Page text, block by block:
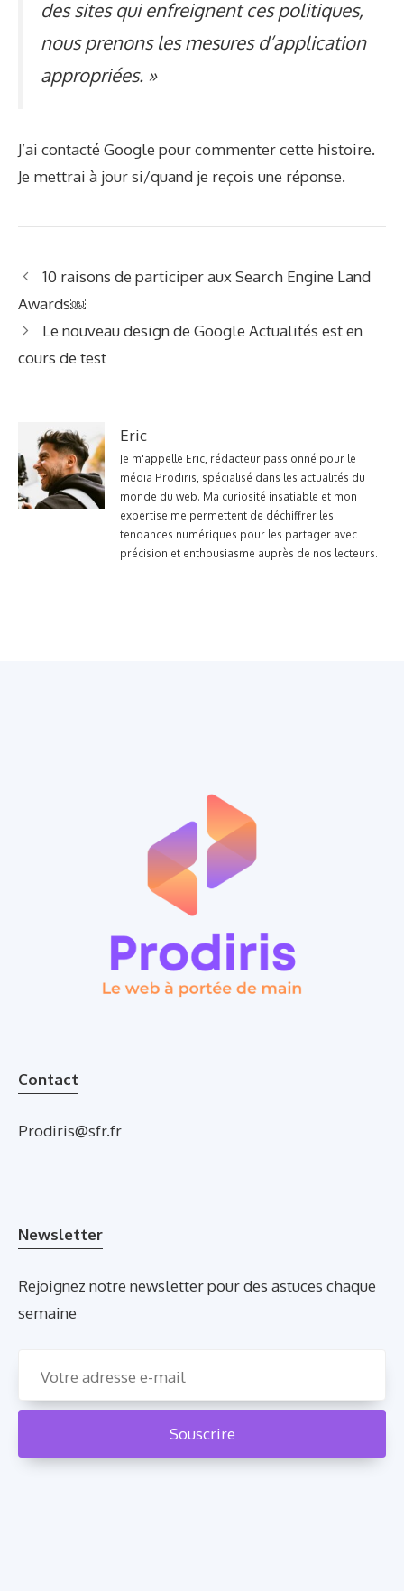
des sites qui enfreignent ces politiques,
nous prenons les mesures d’application
appropriées. »
J’ai contacté Google pour commenter cette histoire.
Je mettrai à jour si/quand je reçois une réponse.
10 raisons de participer aux Search Engine Land
Awards￼
Le nouveau design de Google Actualités est en
cours de test
Eric
Je m'appelle Eric, rédacteur passionné pour le
média Prodiris, spécialisé dans les actualités du
monde du web. Ma curiosité insatiable et mon
expertise me permettent de déchiffrer les
tendances numériques pour les partager avec
précision et enthousiasme auprès de nos lecteurs.
Contact
Prodiris@sfr.fr
Newsletter
Rejoignez notre newsletter pour des astuces chaque
semaine